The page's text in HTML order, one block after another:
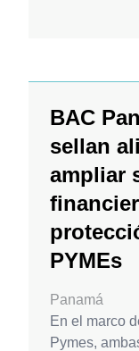
BAC
sellan
ampliar
PYMEs
Panamá
En el marco
Pymes,